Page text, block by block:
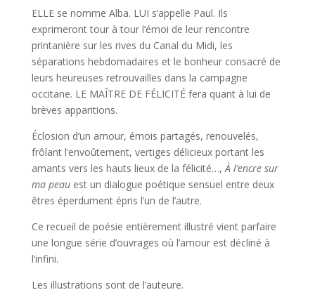
ELLE se nomme Alba. LUI s’appelle Paul. Ils
exprimeront tour à tour l’émoi de leur rencontre
printanière sur les rives du Canal du Midi, les
séparations hebdomadaires et le bonheur consacré de
leurs heureuses retrouvailles dans la campagne
occitane. LE MAÎTRE DE FÉLICITÉ fera quant à lui de
brèves apparitions.
Éclosion d’un amour, émois partagés, renouvelés,
frôlant l’envoûtement, vertiges délicieux portant les
amants vers les hauts lieux de la félicité…, À l’encre sur
ma peauest un dialogue poétique sensuel entre deux
êtres éperdument épris l’un de l’autre.
Ce recueil de poésie entièrement illustré vient parfaire
une longue série d’ouvrages où l’amour est décliné à
l’infini.
Les illustrations sont de l’auteure.